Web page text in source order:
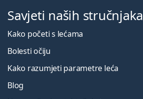
Savjeti naših stručnjaka
Kako početi s lećama
Bolesti očiju
Kako razumjeti parametre leća
Blog